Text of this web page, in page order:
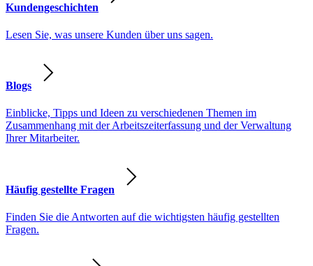
Kundengeschichten
Lesen Sie, was unsere Kunden über uns sagen.
Blogs
Einblicke, Tipps und Ideen zu verschiedenen Themen im
Zusammenhang mit der Arbeitszeiterfassung und der Verwaltung
Ihrer Mitarbeiter.
Häufig gestellte Fragen
Finden Sie die Antworten auf die wichtigsten häufig gestellten
Fragen.